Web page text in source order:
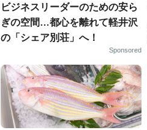
ビジネスリーダーのための安ら
ぎの空間…都心を離れて軽井沢
の「シェア別荘」へ！
Sponsored